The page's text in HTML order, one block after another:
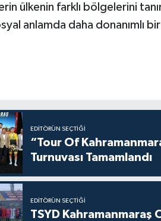
ülkenin farklı bölgelerini
anlamda daha donanımlı
EDITÖRÜN SEÇTIĞI
“Tour Of
Turnuvası Tamamlandı
EDITÖRÜN SEÇTIĞI
TSYD Kahramanmaraş